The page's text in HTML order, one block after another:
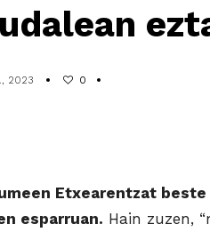
2023 0
Etxearentzat
esparruan. Hain zuzen,